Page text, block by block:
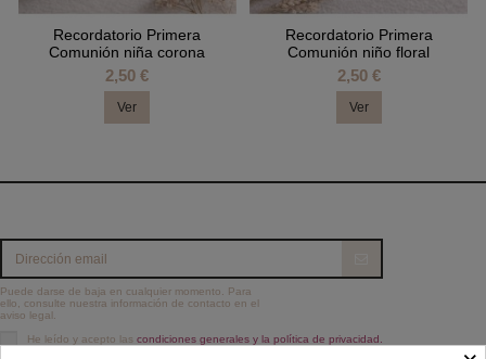
Recordatorio Primera
Comunión niña corona
2,50 €
Ver
Recordatorio Primera
Comunión niño floral
2,50 €
Ver
Puede darse de baja en cualquier momento. Para
ello, consulte nuestra información de contacto en el
aviso legal.
He leído y acepto las condiciones generales y la política de privacidad.